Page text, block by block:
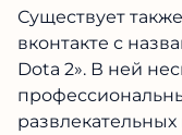
Существует
вконтакте с
Dota 2». В ней